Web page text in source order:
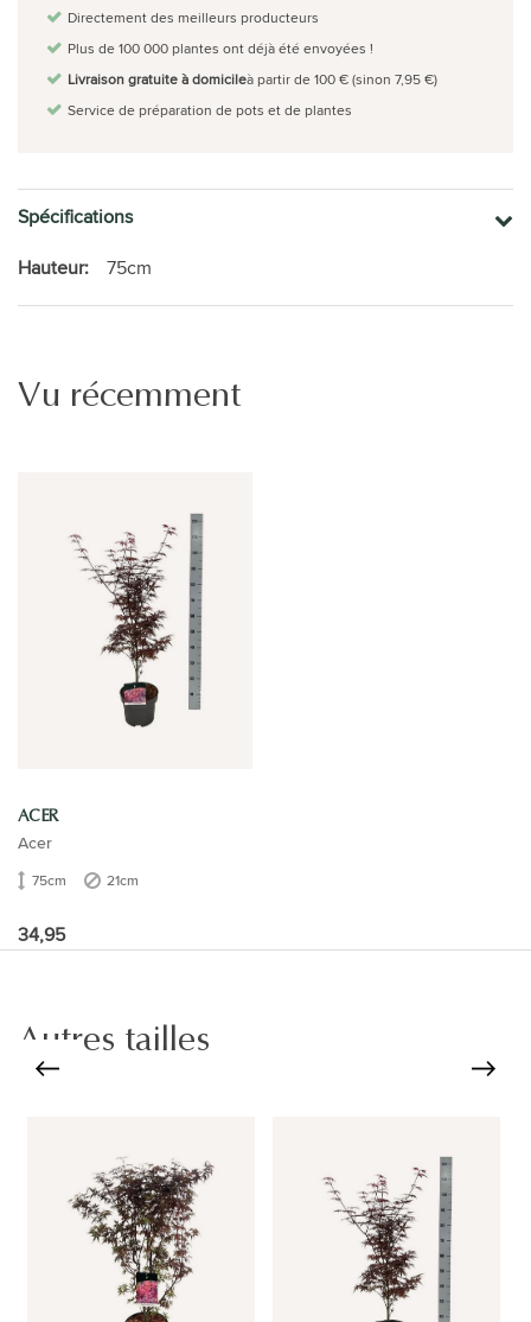
Directement des meilleurs producteurs
Plus de 100 000 plantes ont déjà été envoyées !
Livraison gratuite à domicileà partir de 100 € (sinon 7,95 €)
Service de préparation de pots et de plantes
Spécifications
Hauteur:
75cm
Vu récemment
ACER
Acer
75cm 21cm
34,95
Autres tailles